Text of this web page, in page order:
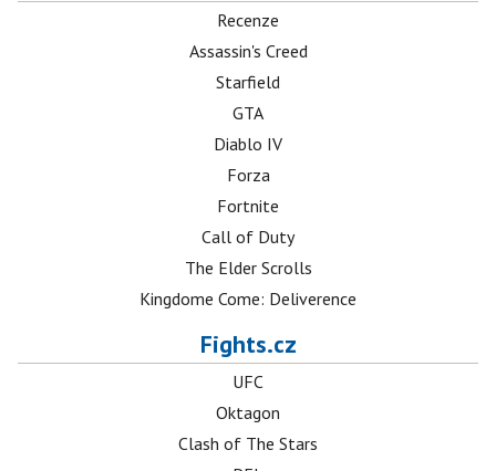
Recenze
Assassin's Creed
Starfield
GTA
Diablo IV
Forza
Fortnite
Call of Duty
The Elder Scrolls
Kingdome Come: Deliverence
Fights.cz
UFC
Oktagon
Clash of The Stars